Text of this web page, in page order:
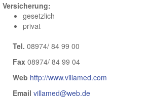
Versicherung:
gesetzlich
privat
Tel. 08974/ 84 99 00
Fax 08974/ 84 99 04
Web http://www.villamed.com
Email villamed@web.de